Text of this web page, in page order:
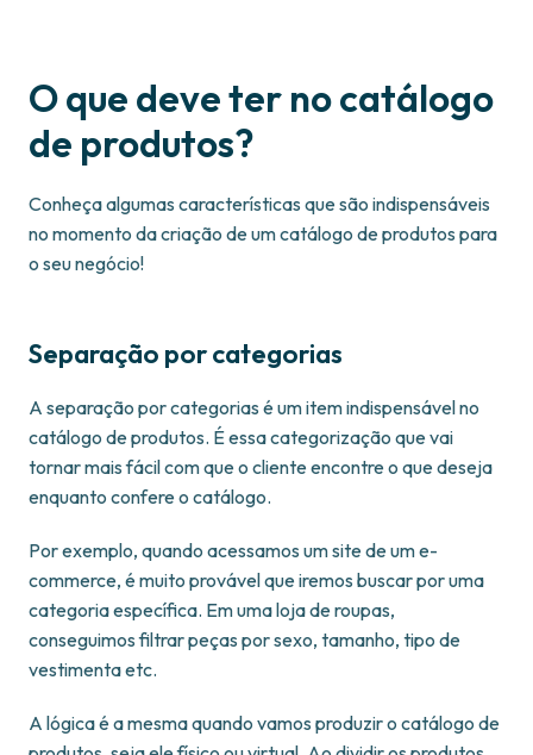
O que deve ter no catálogo
de produtos?
Conheça algumas características que são indispensáveis
no momento da criação de um catálogo de produtos para
o seu negócio!
Separação por categorias
A separação por categorias é um item indispensável no
catálogo de produtos. É essa categorização que vai
tornar mais fácil com que o cliente encontre o que deseja
enquanto confere o catálogo.
Por exemplo, quando acessamos um site de um e-
commerce, é muito provável que iremos buscar por uma
categoria específica. Em uma loja de roupas,
conseguimos filtrar peças por sexo, tamanho, tipo de
vestimenta etc.
A lógica é a mesma quando vamos produzir o catálogo de